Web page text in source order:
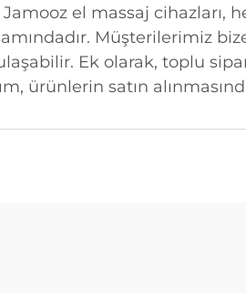
el massaj cihazları,
Müşterilerimiz
Ek olarak, toplu
ürünlerin satın